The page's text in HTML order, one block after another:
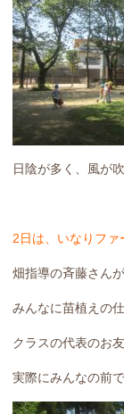
日陰が多く、風が
2日は、いなりファ
畑指導の斉藤さん
みんなに苗植えの
クラスの代表のお友
実際にみんなの前